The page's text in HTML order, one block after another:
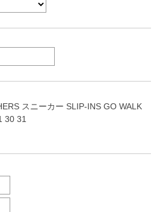
スニーカー SLIP-INS GO WALK
30 31